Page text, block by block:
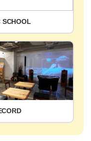
SCHOOL